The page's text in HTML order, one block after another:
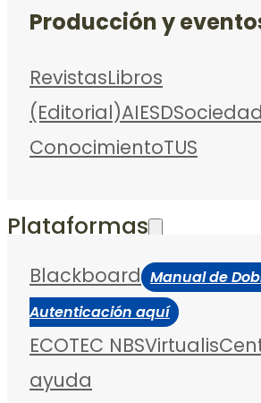
Producción y
RevistasLibros
(Editorial)AIESD
ConocimientoTUS
Plataformas
Blackboard Manual de
Autenticación aquí
ECOTEC NBSVirtualis
ayuda